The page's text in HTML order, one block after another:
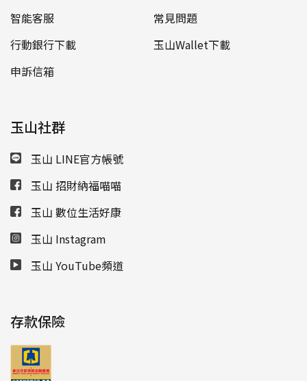
智能客服
常見問題
行動銀行下載
玉山Wallet下載
申訴信箱
玉山社群
玉山 LINE官方帳號
玉山 招財納福喵喵
玉山 數位生活好康
玉山 Instagram
玉山 YouTube頻道
存款保險